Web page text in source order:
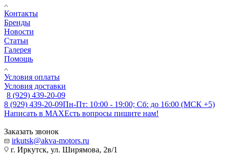
Контакты
Бренды
Новости
Статьи
Галерея
Помощь
Условия оплаты
Условия доставки
8 (929) 439-20-09
8 (929) 439-20-09Пн-Пт: 10:00 - 19:00; Сб: до 16:00 (МСК +5)
Написать в MAXЕсть вопросы пишите нам!
Заказать звонок
irkutsk@akva-motors.ru
г. Иркутск, ул. Ширямова, 2в/1